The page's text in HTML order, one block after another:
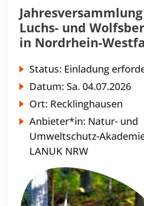
Luchs- und
in Nordrhein-
Status: Einladung
Datum: Sa. 04.07.2026
Ort: Recklinghausen
Anbieter*in: Natur- und
Umweltschutz-
LANUK NRW